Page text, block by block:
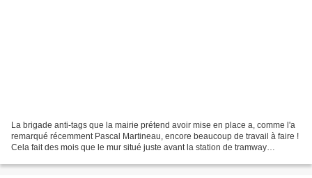
La brigade anti-tags que la mairie prétend avoir mise en place a, comme l'a
remarqué récemment Pascal Martineau, encore beaucoup de travail à faire !
Cela fait des mois que le mur situé juste avant la station de tramway